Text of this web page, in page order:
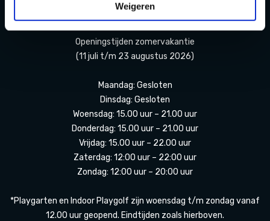
Weigeren
OPENINGSTIJDEN
Openingstijden zomervakantie
(11 juli t/m 23 augustus 2026)
Maandag: Gesloten
Dinsdag: Gesloten
Woensdag: 15.00 uur – 21.00 uur
Donderdag: 15.00 uur – 21.00 uur
Vrijdag: 15.00 uur – 22.00 uur
Zaterdag: 12:00 uur – 22:00 uur
Zondag: 12:00 uur – 20:00 uur
*Playgarten en Indoor Playgolf zijn woensdag t/m zondag vanaf
12.00 uur geopend. Eindtijden zoals hierboven.